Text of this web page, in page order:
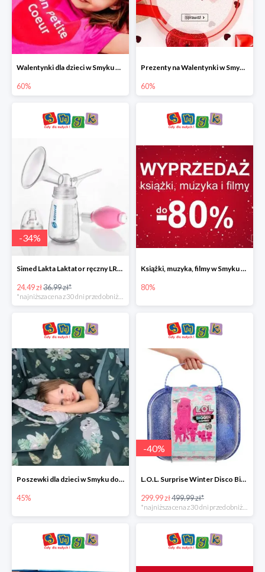
Walentynki dla dzieci w Smyku do -60%
60%
Prezenty na Walentynki w Smyku do -60%
60%
-34%
Simed Lakta Laktator ręczny LR-8 -34%
24.49 zł36.99 zł*
*najniższa cena z 30 dni przed obniżką
Książki, muzyka, filmy w Smyku do -80%
80%
Poszewki dla dzieci w Smyku do -45%
45%
-40%
L.O.L. Surprise Winter Disco Bigger Surprise Zestaw laleczek w walizce -40%
299.99 zł499.99 zł*